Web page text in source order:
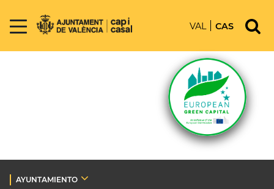
VAL CAS
AYUNTAMIENTO